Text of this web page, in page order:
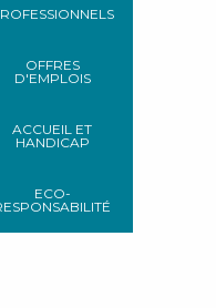
OFFRES
D'EMPLOIS
ACCUEIL ET
HANDICAP
ECO-